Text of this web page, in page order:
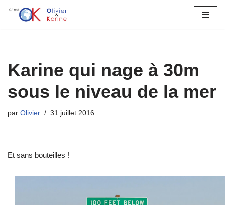
Karine qui nage à 30m
sous le niveau de la mer
par Olivier 31 juillet 2016
Et sans bouteilles !